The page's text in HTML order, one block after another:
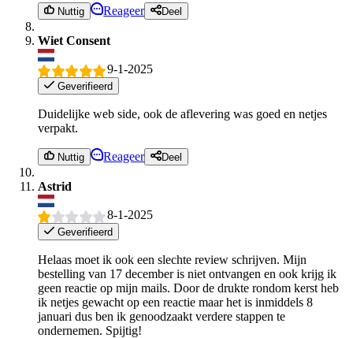
Nuttig Reageer Deel
Wiet Consent
9-1-2025
Geverifieerd
Duidelijke web side, ook de aflevering was goed en netjes
verpakt.
Nuttig Reageer Deel
Astrid
8-1-2025
Geverifieerd
Helaas moet ik ook een slechte review schrijven. Mijn
bestelling van 17 december is niet ontvangen en ook krijg ik
geen reactie op mijn mails. Door de drukte rondom kerst heb
ik netjes gewacht op een reactie maar het is inmiddels 8
januari dus ben ik genoodzaakt verdere stappen te
ondernemen. Spijtig!